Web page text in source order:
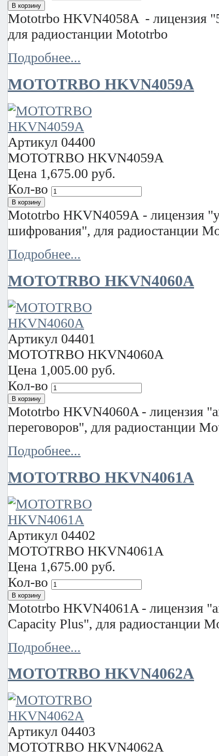
Mototrbo HKVN4058A - лицензия
для радиостанции Mototrbo
Подробнее...
MOTOTRBO HKVN4059A
Артикул 04400
MOTOTRBO HKVN4059A
Цена 1,675.00 руб.
Кол-во
Mototrbo HKVN4059A - лицензия
шифрования", для радиостанции
Подробнее...
MOTOTRBO HKVN4060A
Артикул 04401
MOTOTRBO HKVN4060A
Цена 1,005.00 руб.
Кол-во
Mototrbo HKVN4060A - лицензия
переговоров", для радиостанции
Подробнее...
MOTOTRBO HKVN4061A
Артикул 04402
MOTOTRBO HKVN4061A
Цена 1,675.00 руб.
Кол-во
Mototrbo HKVN4061A - лицензия
Capacity Plus", для радиостанции
Подробнее...
MOTOTRBO HKVN4062A
Артикул 04403
MOTOTRBO HKVN4062A